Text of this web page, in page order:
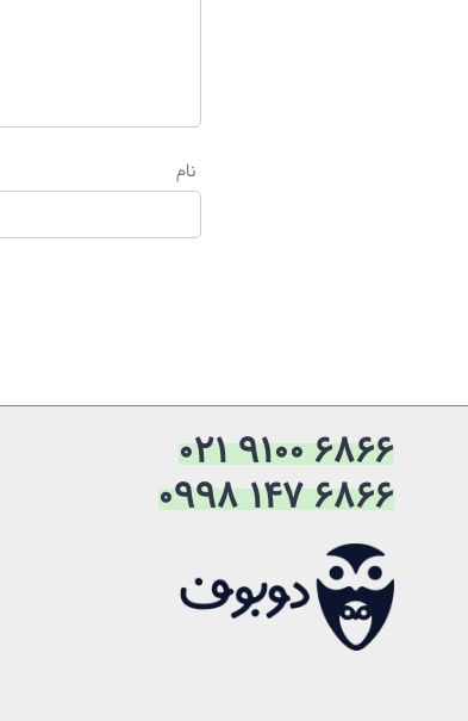
نام
021 9100 6866
0998 147 6866